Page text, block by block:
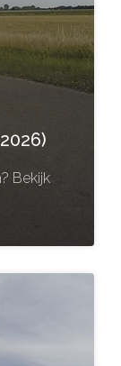
Bekijk